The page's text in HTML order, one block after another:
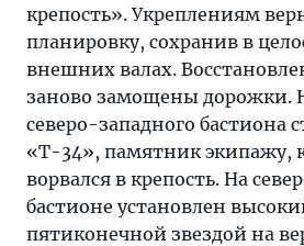
крепость». Укреплениям
планировку, сохранив в
внешних валах.
заново замощены дорожки.
северо-западного бастиона
«Т-34», памятник экипажу,
ворвался в крепость. На
бастионе установлен
пятиконечной звездой на